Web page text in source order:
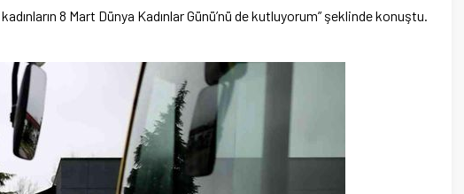
8 Mart Dünya Kadınlar Günü’nü de kutluyorum” şeklinde konuştu.